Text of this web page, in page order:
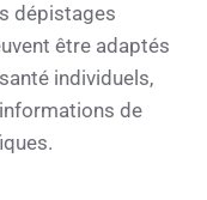
dépistages
être adaptés
individuels,
de